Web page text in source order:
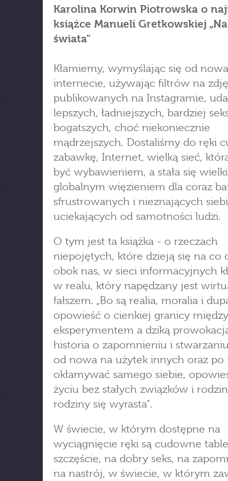
Karolina Korwin Piotrowska o
książce Manueli Gretkowskiej
świata"
Kłamiemy, wymyślając się od
internecie, używając filtrów na
publikowanych na Instagramie,
lepszych, ładniejszych, bardziej
bogatszych, choć niekoniecznie
mądrzejszych. Dostaliśmy do ręki
zabawkę, Internet, wielką sieć,
być wybawieniem, a stała się
globalnym więzieniem dla coraz
sfrustrowanych i nieznających
uciekających od samotności ludzi.
O tym jest ta książka - o rzeczach
niepojętych, które dzieją się na co
obok nas, w sieci informacyjnych
w realu, który napędzany jest
fałszem. „Bo są realia, moralia i
opowieść o cienkiej granicy między
eksperymentem a dziką
historia o zapomnieniu i
od nowa na użytek innych oraz po
okłamywać samego siebie,
życiu bez stałych związków i
rodziny się wyrasta".
W świecie, w którym dostępne na
wyciągnięcie ręki są cudowne
szczęście, na dobry seks, na
na nastrój, w świecie, w którym